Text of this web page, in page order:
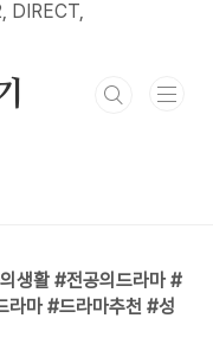
DIRECT,
생활 #전공의드라마 #
라마 #드라마추천 #성